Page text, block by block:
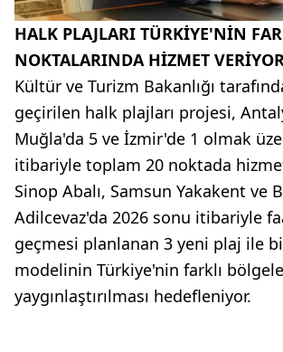
HALK PLAJLARI TÜRKİYE'NİN
NOKTALARINDA HİZMET
Kültür ve Turizm Bakanlığı
geçirilen halk plajları projesi,
Muğla'da 5 ve İzmir'de 1 olmak
itibariyle toplam 20 noktada
Sinop Abalı, Samsun Yakakent ve
Adilcevaz'da 2026 sonu itibariyle
geçmesi planlanan 3 yeni plaj ile
modelinin Türkiye'nin farklı
yaygınlaştırılması hedefleniyor.